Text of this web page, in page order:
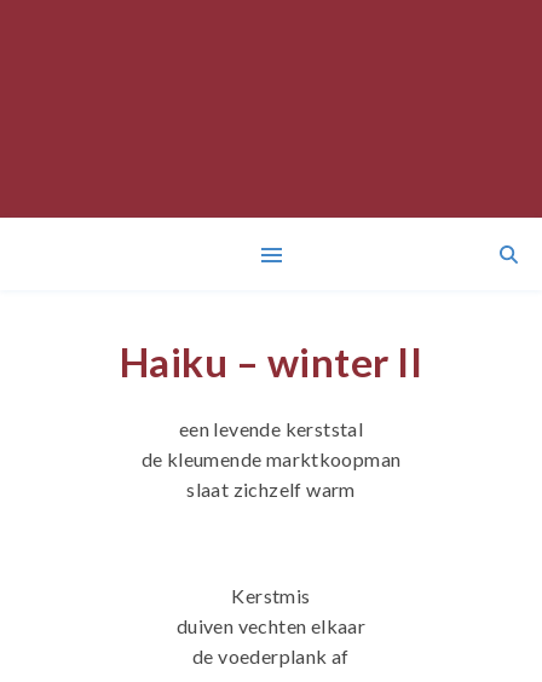
Haiku – winter II
een levende kerststal
de kleumende marktkoopman
slaat zichzelf warm
Kerstmis
duiven vechten elkaar
de voederplank af